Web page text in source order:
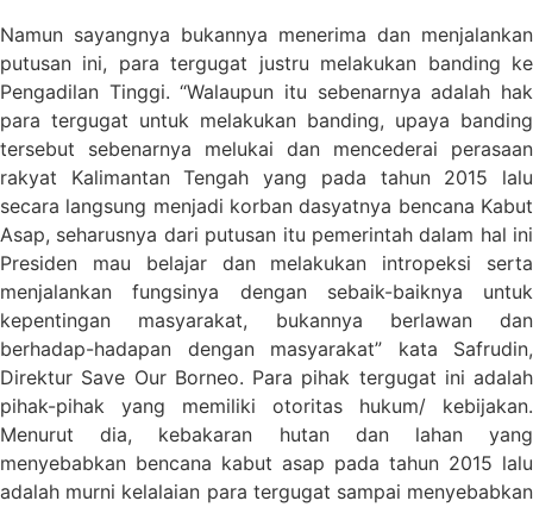
Namun sayangnya bukannya menerima dan menjalankan
putusan ini, para tergugat justru melakukan banding ke
Pengadilan Tinggi. “Walaupun itu sebenarnya adalah hak
para tergugat untuk melakukan banding, upaya banding
tersebut sebenarnya melukai dan mencederai perasaan
rakyat Kalimantan Tengah yang pada tahun 2015 lalu
secara langsung menjadi korban dasyatnya bencana Kabut
Asap, seharusnya dari putusan itu pemerintah dalam hal ini
Presiden mau belajar dan melakukan intropeksi serta
menjalankan fungsinya dengan sebaik-baiknya untuk
kepentingan masyarakat, bukannya berlawan dan
berhadap-hadapan dengan masyarakat” kata Safrudin,
Direktur Save Our Borneo. Para pihak tergugat ini adalah
pihak-pihak yang memiliki otoritas hukum/ kebijakan.
Menurut dia, kebakaran hutan dan lahan yang
menyebabkan bencana kabut asap pada tahun 2015 lalu
adalah murni kelalaian para tergugat sampai menyebabkan